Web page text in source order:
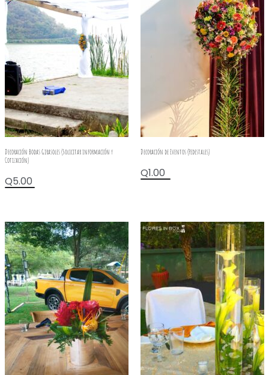
Decoración Bodas Girasoles (Solicitar información y
Cotización)
Q5.00
Decoración de Eventos (Pedestales)
Q1.00